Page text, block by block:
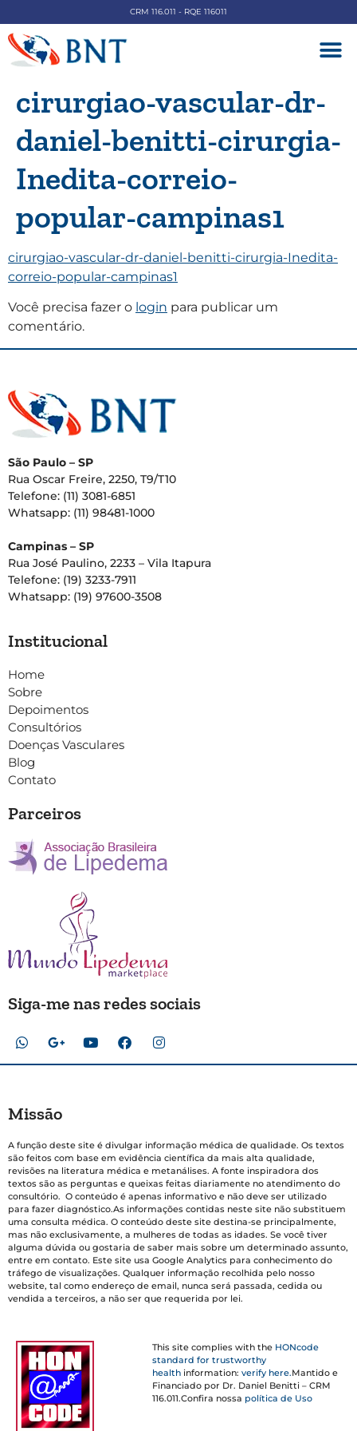
CRM 116.011 - RQE 116011
cirurgiao-vascular-dr-
daniel-benitti-cirurgia-
Inedita-correio-
popular-campinas1
cirurgiao-vascular-dr-daniel-benitti-cirurgia-Inedita-
correio-popular-campinas1
Você precisa fazer o login para publicar um
comentário.
São Paulo – SP
Rua Oscar Freire, 2250, T9/T10
Telefone: (11) 3081-6851
Whatsapp: (11) 98481-1000
Campinas – SP
Rua José Paulino, 2233 – Vila Itapura
Telefone: (19) 3233-7911
Whatsapp: (19) 97600-3508
Institucional
Home
Sobre
Depoimentos
Consultórios
Doenças Vasculares
Blog
Contato
Parceiros
Siga-me nas redes sociais
Missão
A função deste site é divulgar informação médica de qualidade. Os textos
são feitos com base em evidência científica da mais alta qualidade,
revisões na literatura médica e metanálises. A fonte inspiradora dos
textos são as perguntas e queixas feitas diariamente no atendimento do
consultório. O conteúdo é apenas informativo e não deve ser utilizado
para fazer diagnóstico.As informações contidas neste site não substituem
uma consulta médica. O conteúdo deste site destina-se principalmente,
mas não exclusivamente, a mulheres de todas as idades. Se você tiver
alguma dúvida ou gostaria de saber mais sobre um determinado assunto,
entre em contato. Este site usa Google Analytics para conhecimento do
tráfego de visualizações. Qualquer informação recolhida pelo nosso
website, tal como endereço de email, nunca será passada, cedida ou
vendida a terceiros, a não ser que requerida por lei.
This site complies with the HONcode
standard for trustworthy
health information:verify here.Mantido e
Financiado por Dr. Daniel Benitti – CRM
116.011.Confira nossa política de Uso